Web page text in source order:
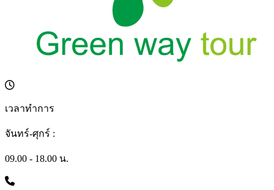
เวลาทำการ
จันทร์-ศุกร์ :
09.00 - 18.00 น.